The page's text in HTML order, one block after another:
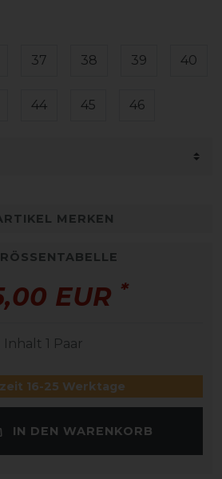
37 38 39 40
44 45 46
MERKEN
EUR *
Inhalt 1 Paar
16-25 Werktage
IN DEN WARENKORB